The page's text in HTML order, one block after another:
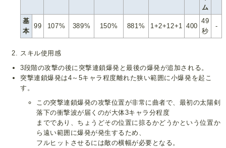
ム
基
本
99 107% 389% 150% 881% 1+2+12+1 400
49
秒
-
スキル使用感
3段階の攻撃の後に突撃連鎖爆発と最後の爆発が追加される。
突撃連鎖爆発は4～5キャラ程度離れた狭い範囲に小爆発を起こ
す。
この突撃連鎖爆発の攻撃位置が非常に曲者で、最初の太陽剣
落下の衝撃波が届くのが大体3キャラ分程度
までであり、ちょうどその位置に掠るかどうかという位置か
ら遠い範囲に爆発が発生するため、
フルヒットさせるには敵の横幅が必要となる。